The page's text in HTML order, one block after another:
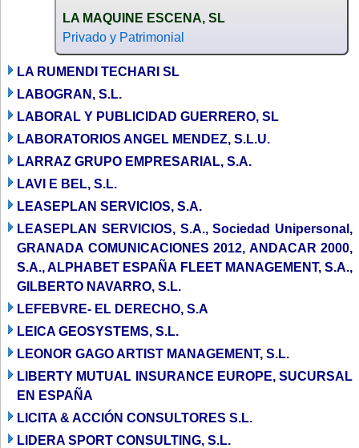
LA MAQUINE ESCENA, SL
Privado y Patrimonial
LA RUMENDI TECHARI SL
LABOGRAN, S.L.
LABORAL Y PUBLICIDAD GUERRERO, SL
LABORATORIOS ANGEL MENDEZ, S.L.U.
LARRAZ GRUPO EMPRESARIAL, S.A.
LAVI E BEL, S.L.
LEASEPLAN SERVICIOS, S.A.
LEASEPLAN SERVICIOS, S.A., Sociedad Unipersonal,
GRANADA COMUNICACIONES 2012, ANDACAR 2000,
S.A., ALPHABET ESPAÑA FLEET MANAGEMENT, S.A.,
GILBERTO NAVARRO, S.L.
LEFEBVRE- EL DERECHO, S.A
LEICA GEOSYSTEMS, S.L.
LEONOR GAGO ARTIST MANAGEMENT, S.L.
LIBERTY MUTUAL INSURANCE EUROPE, SUCURSAL
EN ESPAÑA
LICITA & ACCIÓN CONSULTORES S.L.
LIDERA SPORT CONSULTING, S.L.